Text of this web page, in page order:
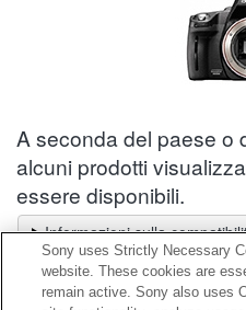
A seconda del paese o
alcuni prodotti
essere disponibili.
Informazioni sulla
Selettore obiettivi
Seleziona un obiettivo
Sony uses Strictly Necessary
website. These cookies are
remain active. Sony also uses